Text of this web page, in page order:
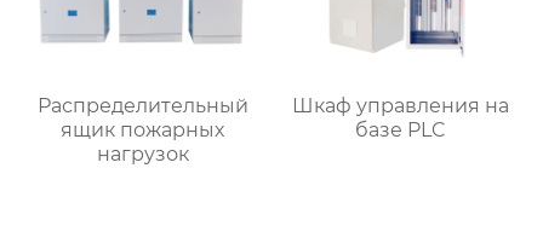
Распределительный
ящик пожарных
нагрузок
Шкаф управления на
базе PLC